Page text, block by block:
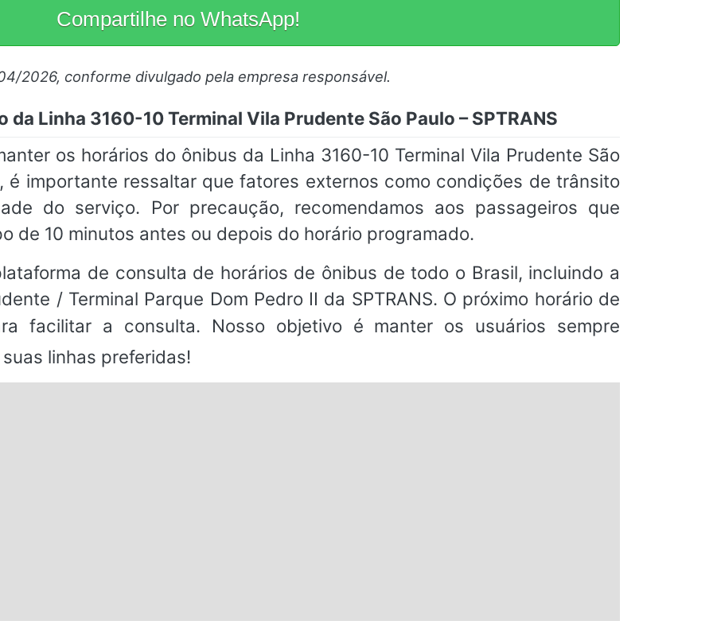
Compartilhe no WhatsApp!
2026, conforme divulgado pela empresa responsável.
Linha 3160-10 Terminal Vila Prudente São Paulo – SPTRANS
os horários do ônibus da Linha 3160-10 Terminal Vila Prudente São
é importante ressaltar que fatores externos como condições de trânsito
do serviço. Por precaução, recomendamos aos passageiros que
de 10 minutos antes ou depois do horário programado.
de consulta de horários de ônibus de todo o Brasil, incluindo a
/ Terminal Parque Dom Pedro II da SPTRANS. O próximo horário de
facilitar a consulta. Nosso objetivo é manter os usuários sempre
linhas preferidas!